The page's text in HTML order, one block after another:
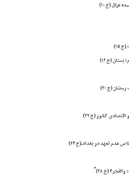
عراق (ج ۱۰)
(ج ۱۵)
(ج ۱۶)
(ج ۲۰)
کشور (ج ۲۲)
(ج ۲۸) *